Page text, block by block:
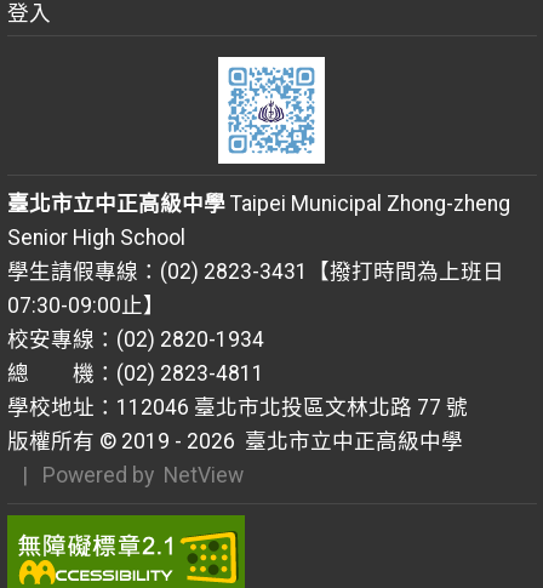
登入
臺北市立中正高級中學Taipei Municipal Zhong-zheng
Senior High School
學生請假專線：(02) 2823-3431【撥打時間為上班日
07:30-09:00止】
校安專線：(02) 2820-1934
總 機：(02) 2823-4811
學校地址：112046 臺北市北投區文林北路 77 號
版權所有 © 2019 - 2026 臺北市立中正高級中學
| Powered by NetView